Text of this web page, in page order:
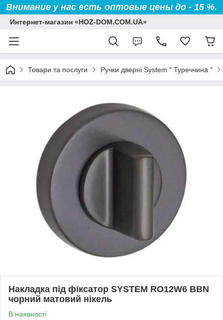
Внимание у нас есть оптовые цены до - 15 %.
Интернет-магазин «HOZ-DOM.COM.UA»
Товари та послуги Ручки дверні System " Туреччина "
Накладка під фіксатор SYSTEM RO12W6 BBN
чорний матовий нікель
В наявності